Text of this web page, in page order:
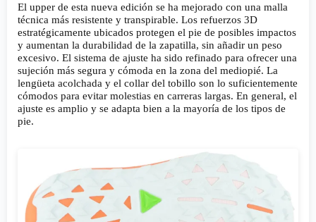
El upper de esta nueva edición se ha mejorado con una malla
técnica más resistente y transpirable. Los refuerzos 3D
estratégicamente ubicados protegen el pie de posibles impactos
y aumentan la durabilidad de la zapatilla, sin añadir un peso
excesivo. El sistema de ajuste ha sido refinado para ofrecer una
sujeción más segura y cómoda en la zona del mediopié. La
lengüeta acolchada y el collar del tobillo son lo suficientemente
cómodos para evitar molestias en carreras largas. En general, el
ajuste es amplio y se adapta bien a la mayoría de los tipos de
pie.